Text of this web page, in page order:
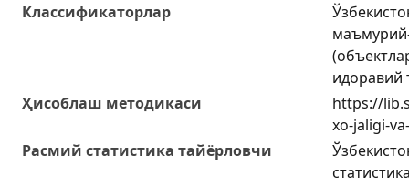
Классификаторлар
идоравий
Ҳисоблаш методикаси
https://
xo-jaligi-
Расмий статистика тайёрловчи